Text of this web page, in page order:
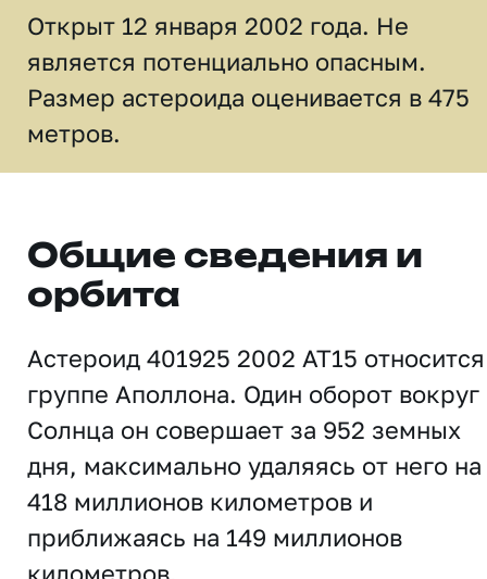
Открыт 12 января 2002 года. Не
является потенциально опасным.
Размер астероида оценивается в 475
метров.
Общие сведения и
орбита
Астероид 401925 2002 AT15
группе Аполлона. Один оборот вокруг
Солнца он совершает за 952 земных
дня, максимально удаляясь от него на
418 миллионов километров и
приближаясь на 149 миллионов
километров.